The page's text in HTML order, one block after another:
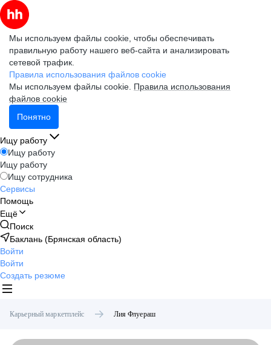
Мы используем файлы cookie, чтобы обеспечивать
правильную работу нашего веб-сайта и анализировать
сетевой трафик.
Правила использования файлов cookie
Мы используем файлы cookie. Правила использования
файлов cookie
Понятно
Ищу работу
Ищу работу
Ищу работу
Ищу сотрудника
Сервисы
Помощь
Ещё
Поиск
Баклань (Брянская область)
Войти
Войти
Создать резюме
Карьерный маркетплейс Лия Флуераш